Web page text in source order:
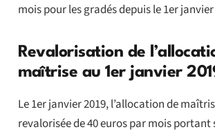
mois pour les gradés depuis le 1er janvier
Revalorisation de
maîtrise au 1er janvier
Le 1er janvier 2019, l’allocation de
revalorisée de 40 euros par mois